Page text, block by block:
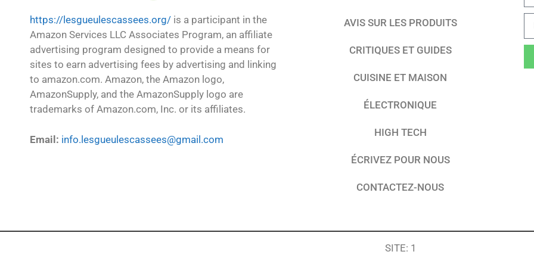
https://lesgueulescassees.org/ is a participant in the
Amazon Services LLC Associates Program, an affiliate
advertising program designed to provide a means for
sites to earn advertising fees by advertising and linking
to amazon.com. Amazon, the Amazon logo,
AmazonSupply, and the AmazonSupply logo are
trademarks of Amazon.com, Inc. or its affiliates.
Email: info.lesgueulescassees@gmail.com
AVIS SUR LES PRODUITS
CRITIQUES ET GUIDES
CUISINE ET MAISON
ÉLECTRONIQUE
HIGH TECH
ÉCRIVEZ POUR NOUS
CONTACTEZ-NOUS
SITE: 1